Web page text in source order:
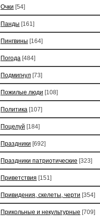
Очки [54]
Панды [161]
Пингвины [164]
Погода [484]
Подмигнул [73]
Пожилые люди [108]
Политика [107]
Поцелуй [184]
Праздники [692]
Праздники патриотические [323]
Приветствия [151]
Привидения, скелеты, черти [354]
Прикольные и некультурные [709]